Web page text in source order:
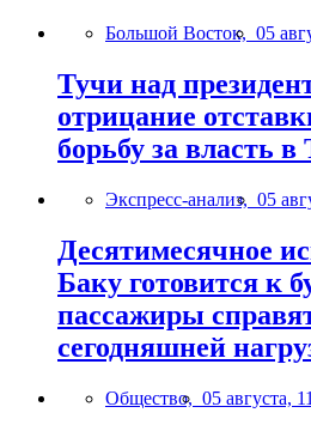
Большой Восток, 05
Тучи над
отрицание
борьбу за власть в
Экспресс-анализ, 05
Десятимесячное
Баку готовится к
пассажиры
сегодняшней
Общество, 05 августа,